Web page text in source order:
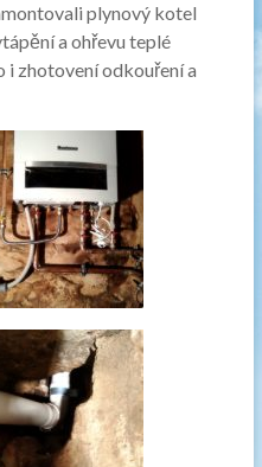
plynový kotel
a ohřevu teplé
i zhotovení odkouření a